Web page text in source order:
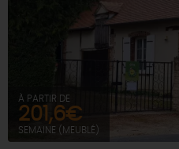
À PARTIR DE
201,6€
SEMAINE (MEUBLÉ)